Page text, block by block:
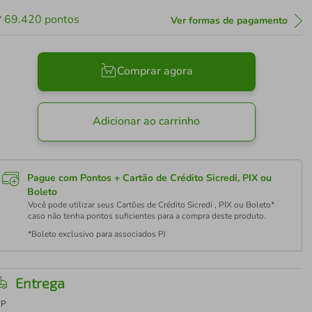
69.420 pontos Ver formas de pagamento
Comprar agora
Adicionar ao carrinho
Pague com Pontos + Cartão de Crédito Sicredi, PIX ou
Boleto
Você pode utilizar seus Cartões de Crédito Sicredi , PIX ou Boleto*
caso não tenha pontos suficientes para a compra deste produto.
*Boleto exclusivo para associados PJ
Entrega